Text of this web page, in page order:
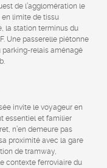
de l’agglomération le
en limite de tissu
la station terminus du
Une passerelle piétonne
parking-relais aménagé
invite le voyageur en
essentiel et familier
n’en demeure pas
proximité avec la gare
de tramway,
contexte ferroviaire du